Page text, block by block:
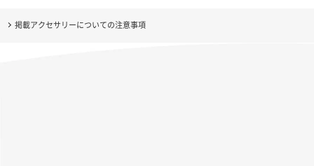
掲載アクセサリーについての注意事項